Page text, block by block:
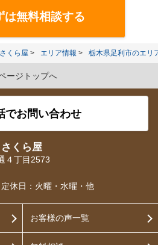
は無料相談する
くら屋 エリア情報 栃木県足利市のエリ
ージトップへ
でお問い合わせ
くら屋
４丁目2573
定休日：火曜・水曜・他
お客様の声一覧